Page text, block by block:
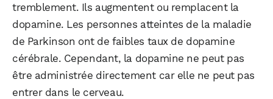
tremblement. Ils augmentent ou remplacent la
dopamine. Les personnes atteintes de la maladie
de Parkinson ont de faibles taux de dopamine
cérébrale. Cependant, la dopamine ne peut pas
être administrée directement car elle ne peut pas
entrer dans le cerveau.